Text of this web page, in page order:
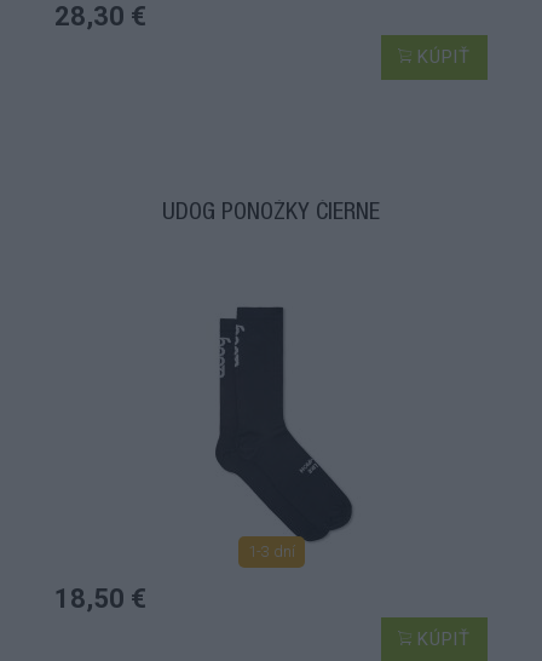
28,30 €
KÚPIŤ
UDOG PONOŽKY ČIERNE
1-3 dní
18,50 €
KÚPIŤ